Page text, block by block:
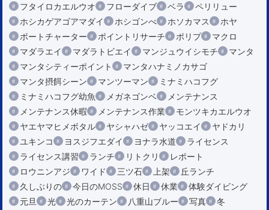
フタイロカエルウオ
フローダイブ ベラ
ペリリュー
ホシカゲアゴアマダイ
ホシゴンべ ホソカマス
ホヤ
ボートチャーター
ポイントリサーチ ポリプ
マクロ
マダラエイ
マダラトビエイ マンジュウイシモチ
マンタ
マンタシティーポイント
マンタハナミノカサゴ
マンタ摂餌シーン
マンツーマン
ミナミハコフグ
ミナミハコフグ幼魚
メガネゴンベ
メンテナンス
メンテナンス休暇
メンテナンス作業
モンツキカエルウオ
ヤエヤマヒメボタル
ヤシャハゼ ヤッコエイ
ヤドカリ
ユキンコ
ヨスジフエダイ ヨナラ水道
ライセンス
ライセンス講習
ランチ リトクリ
レポート
ロウニンアジ
ワイド 三ツ石 上架
丘ランチ
久しぶりの
今日のMOSS 休日 休業
体験ダイビング
元旦
光 光のカーテン 八重山ブルー 写真
冬